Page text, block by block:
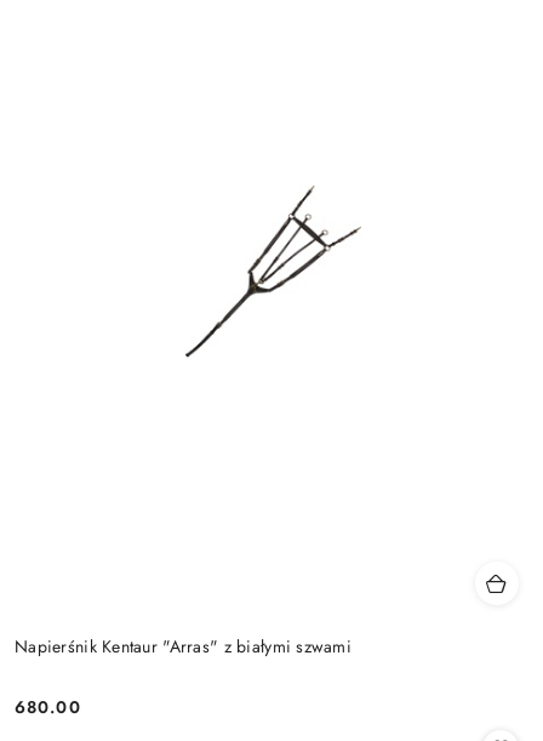
Napierśnik Kentaur "Arras" z białymi szwami
Cena:
680.00